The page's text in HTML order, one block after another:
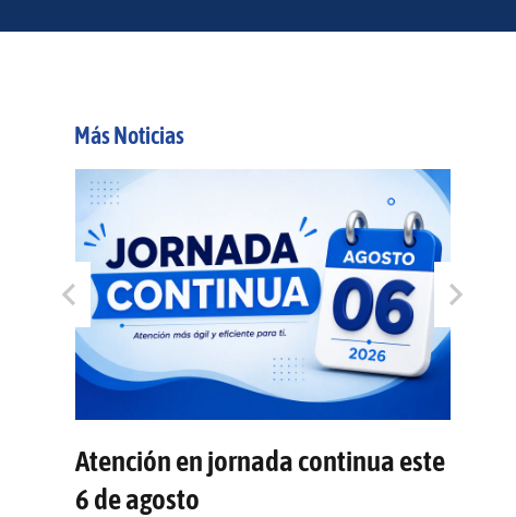
Más Noticias
Atención en jornada continua este
6 de agosto